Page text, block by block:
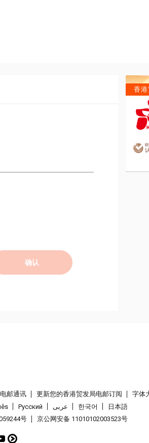
确认
香
邮通讯 更新您的香港贸发局电邮订阅
字体
Pусский عربى 한국어
日本語
号 京公网安备 11010102003523号